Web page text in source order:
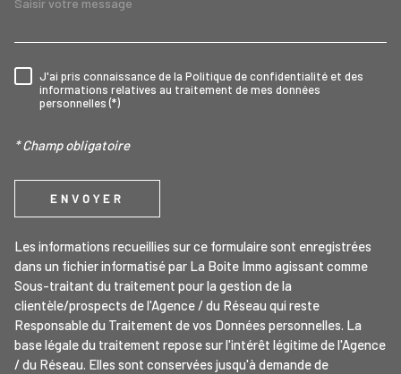
RÈGLEMENTATION
J'ai pris connaissance de la Politique de confidentialité et des
informations relatives au traitement de mes données
personnelles (*)
* Champ obligatoire
ENVOYER
Les informations recueillies sur ce formulaire sont enregistrées
dans un fichier informatisé par La Boite Immo agissant comme
Sous-traitant du traitement pour la gestion de la
clientèle/prospects de l'Agence / du Réseau qui reste
Responsable du Traitement de vos Données personnelles. La
base légale du traitement repose sur l'intérêt légitime de l'Agence
/ du Réseau. Elles sont conservées jusqu'à demande de